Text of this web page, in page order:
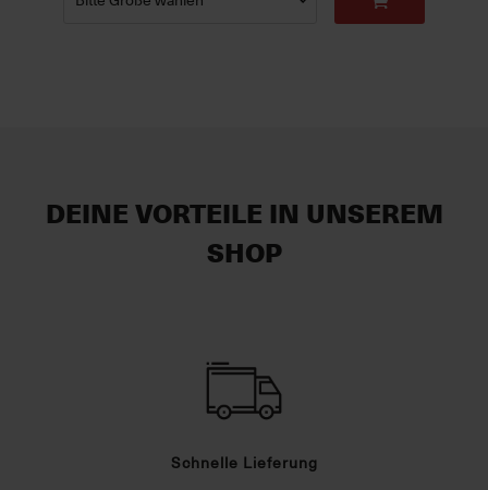
DEINE VORTEILE IN UNSEREM
SHOP
Schnelle Lieferung